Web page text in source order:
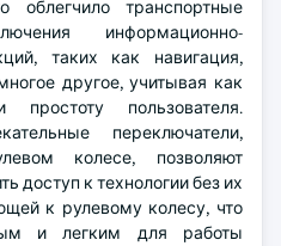
облегчило транспортные
информационно-
таких как навигация,
другое, учитывая как
пользователя.
переключатели,
колесе, позволяют
доступ к технологии без их
к рулевому колесу, что
и легким для работы